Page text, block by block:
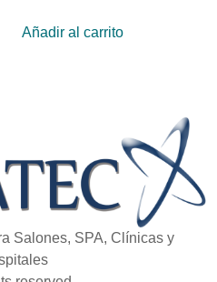
Añadir al carrito
Salones, SPA, Clínicas y